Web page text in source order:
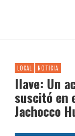
LOCAL NOTICIA
Ilave: Un
suscitó en
Jachocco